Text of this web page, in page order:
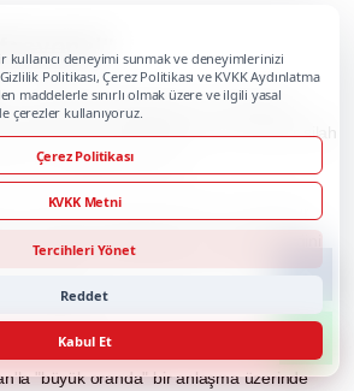
"çok daha profesyonel" ve "verimli" bir
Trump, bununla birlikte İran'ınnükleer silah
gerektiğini kaydetti.
Orta Doğu'daki ilgili ülkelere de teşekkür
Abraham Anlaşmaları'na katılabileceğini
İran İslam Cumhuriyeti de bu anlaşmaya
yaptı.
konuyla ilgili yaptığı son açıklamada, nihai
"büyük oranda" bir anlaşma üzerinde
kullanıcı deneyimi sunmak ve deneyimlerinizi
Politikası, Çerez Politikası ve KVKK Aydınlatma
maddelerle sınırlı olmak üzere ve ilgili yasal
çerezler kullanıyoruz.
Çerez Politikası
KVKK Metni
Tercihleri Yönet
Reddet
Kabul Et